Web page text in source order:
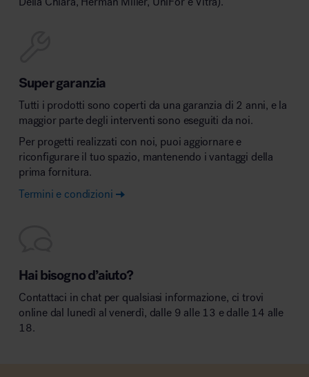
Super garanzia
Tutti i prodotti sono coperti da una garanzia di 2 anni, e la
maggior parte degli interventi sono eseguiti da noi.
Per progetti realizzati con noi, puoi aggiornare e
riconfigurare il tuo spazio, mantenendo i vantaggi della
prima fornitura.
Termini e condizioni
Hai bisogno d’aiuto?
Contattaci in chat per qualsiasi informazione, ci trovi
online dal lunedì al venerdì, dalle 9 alle 13 e dalle 14 alle
18.